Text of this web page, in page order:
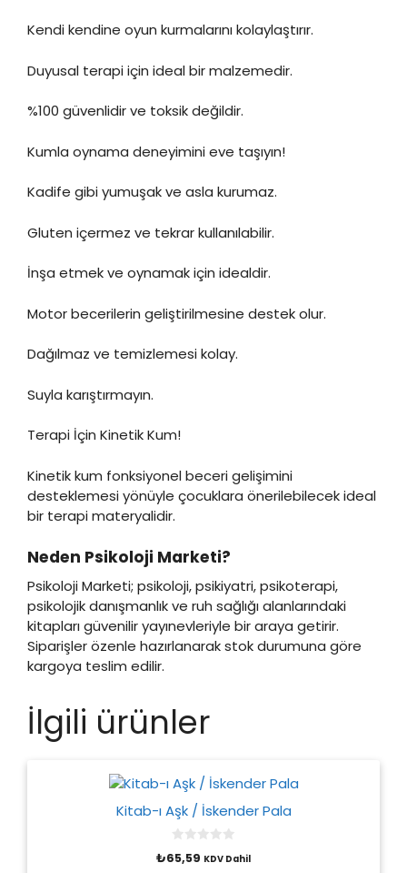
Kendi kendine oyun kurmalarını kolaylaştırır.
Duyusal terapi için ideal bir malzemedir.
%100 güvenlidir ve toksik değildir.
Kumla oynama deneyimini eve taşıyın!
Kadife gibi yumuşak ve asla kurumaz.
Gluten içermez ve tekrar kullanılabilir.
İnşa etmek ve oynamak için idealdir.
Motor becerilerin geliştirilmesine destek olur.
Dağılmaz ve temizlemesi kolay.
Suyla karıştırmayın.
Terapi İçin Kinetik Kum!
Kinetik kum fonksiyonel beceri gelişimini
desteklemesi yönüyle çocuklara önerilebilecek ideal
bir terapi materyalidir.
Neden Psikoloji Marketi?
Psikoloji Marketi; psikoloji, psikiyatri, psikoterapi,
psikolojik danışmanlık ve ruh sağlığı alanlarındaki
kitapları güvenilir yayınevleriyle bir araya getirir.
Siparişler özenle hazırlanarak stok durumuna göre
kargoya teslim edilir.
İlgili ürünler
Kitab-ı Aşk / İskender Pala
0
o
₺65,59 KDV Dahil